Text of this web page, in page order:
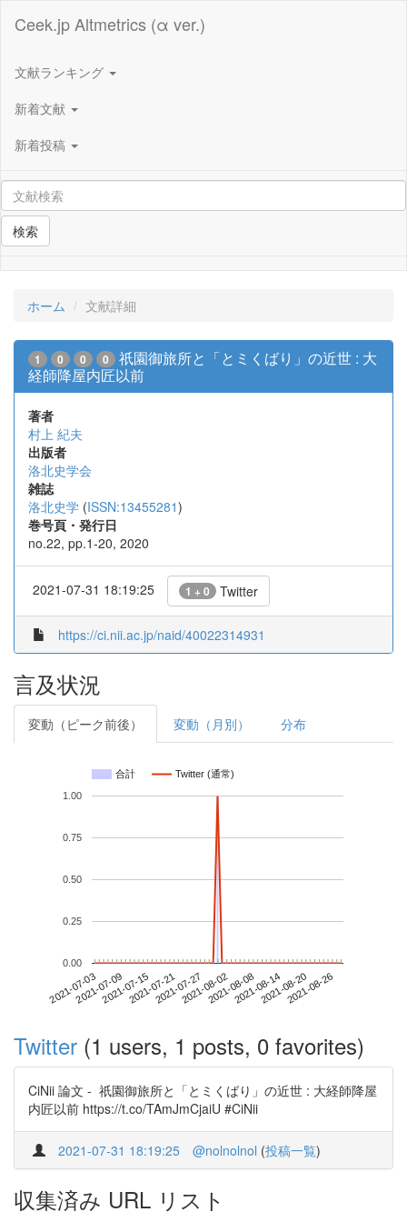
Ceek.jp Altmetrics (α ver.)
文献ランキング
新着文献
新着投稿
検索
ホーム 文献詳細
1 0 0 0
祇園御旅所と「とミくばり」の近世 : 大
経師降屋内匠以前
著者
村上 紀夫
出版者
洛北史学会
雑誌
洛北史学 (ISSN:13455281)
巻号頁・発行日
no.22, pp.1-20, 2020
2021-07-31 18:19:25 1 + 0 Twitter
https://ci.nii.ac.jp/naid/40022314931
言及状況
変動（ピーク前後） 変動（月別） 分布
合計 Twitter (通常)
2021-07-032021-07-092021-07-152021-07-212021-07-272021-08-022021-08-082021-08-142021-08-202021-08-26
0.00
0.25
0.50
0.75
1.00
Twitter (1 users, 1 posts, 0 favorites)
CiNii 論文 - 祇園御旅所と「とミくばり」の近世 : 大経師降屋
内匠以前 https://t.co/TAmJmCjaiU #CiNii
2021-07-31 18:19:25 @nolnolnol (投稿一覧)
収集済み URL リスト